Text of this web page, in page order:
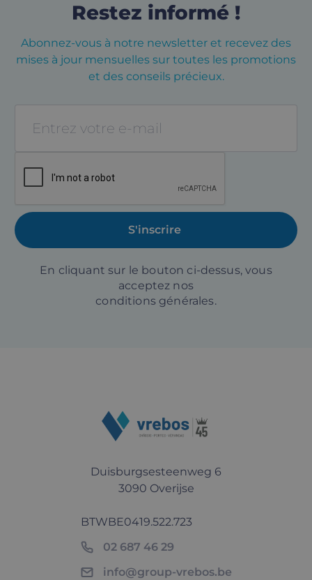
Restez informé !
Abonnez-vous à notre newsletter et recevez des
mises à jour mensuelles sur toutes les promotions
et des conseils précieux.
En cliquant sur le bouton ci-dessus, vous
acceptez nos
conditions générales.
Duisburgsesteenweg 6
3090 Overijse
BTWBE0419.522.723
02 687 46 29
info@group-vrebos.be